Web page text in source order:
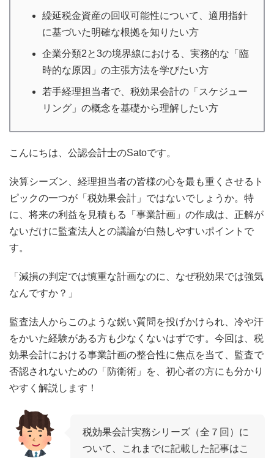
繰延税金資産の回収可能性について、適用指針
に基づいた明確な根拠を知りたい方
企業分類2と3の境界線における、実務的な「臨
時的な原因」の主張方法を学びたい方
若手経理担当者で、税効果会計の「スケジュー
リング」の概念を基礎から理解したい方
こんにちは、公認会計士のSatoです。
決算シーズン、経理担当者の皆様の心を最も重くさせるト
ピックの一つが「税効果会計」ではないでしょうか。特
に、将来の利益を見積もる「事業計画」の作成は、正解が
ないだけに監査法人との議論が白熱しやすいポイントで
す。
「減損の判定では慎重な計画なのに、なぜ税効果では強気
なんですか？」
監査法人からこのような鋭い質問を投げかけられ、冷や汗
をかいた経験がある方も少なくないはずです。今回は、税
効果会計における事業計画の整合性に焦点を当て、監査で
否認されないための「防衛術」を、初心者の方にも分かり
やすく解説します！
税効果会計実務シリーズ（全７回）に
ついて、これまでに記載した記事はこ